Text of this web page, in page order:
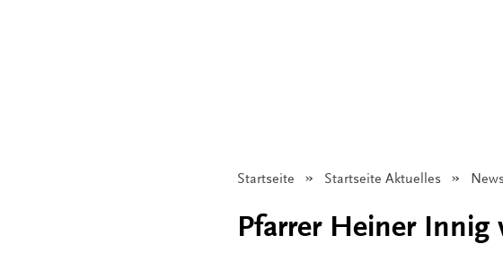
Startseite Startseite Aktuelles
Pfarrer Heiner Innig